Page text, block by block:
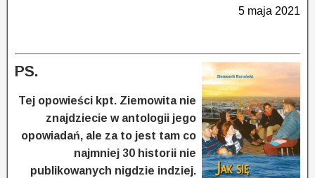
5 maja 2021
PS.
Tej opowieści kpt. Ziemowita nie
znajdziecie w antologii jego
opowiadań, ale za to jest tam co
najmniej 30 historii nie
publikowanych nigdzie indziej.